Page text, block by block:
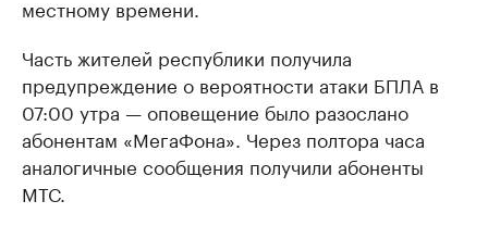
местному времени.
Часть жителей республики получила
предупреждение о вероятности атаки БПЛА в
07:00 утра — оповещение было разослано
абонентам «МегаФона». Через полтора часа
аналогичные сообщения получили абоненты
МТС.